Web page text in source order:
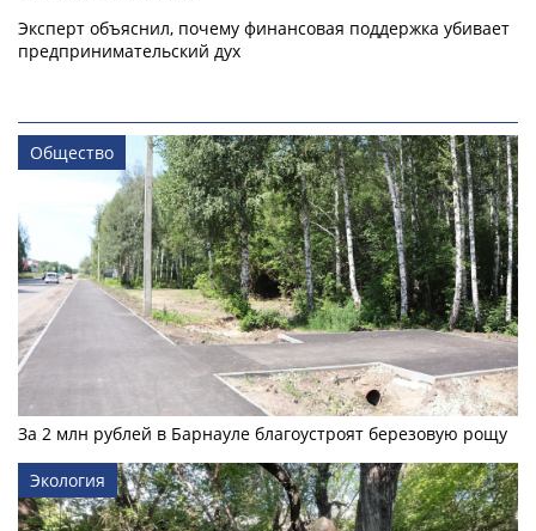
Эксперт объяснил, почему финансовая поддержка убивает
предпринимательский дух
Общество
За 2 млн рублей в Барнауле благоустроят березовую рощу
Экология